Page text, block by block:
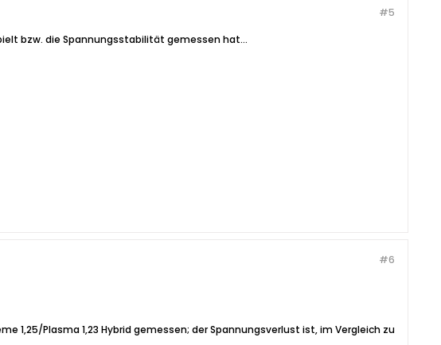
#5
bzw. die Spannungsstabilität gemessen hat...
#6
1,25/Plasma 1,23 Hybrid gemessen; der Spannungsverlust ist, im Vergleich zu